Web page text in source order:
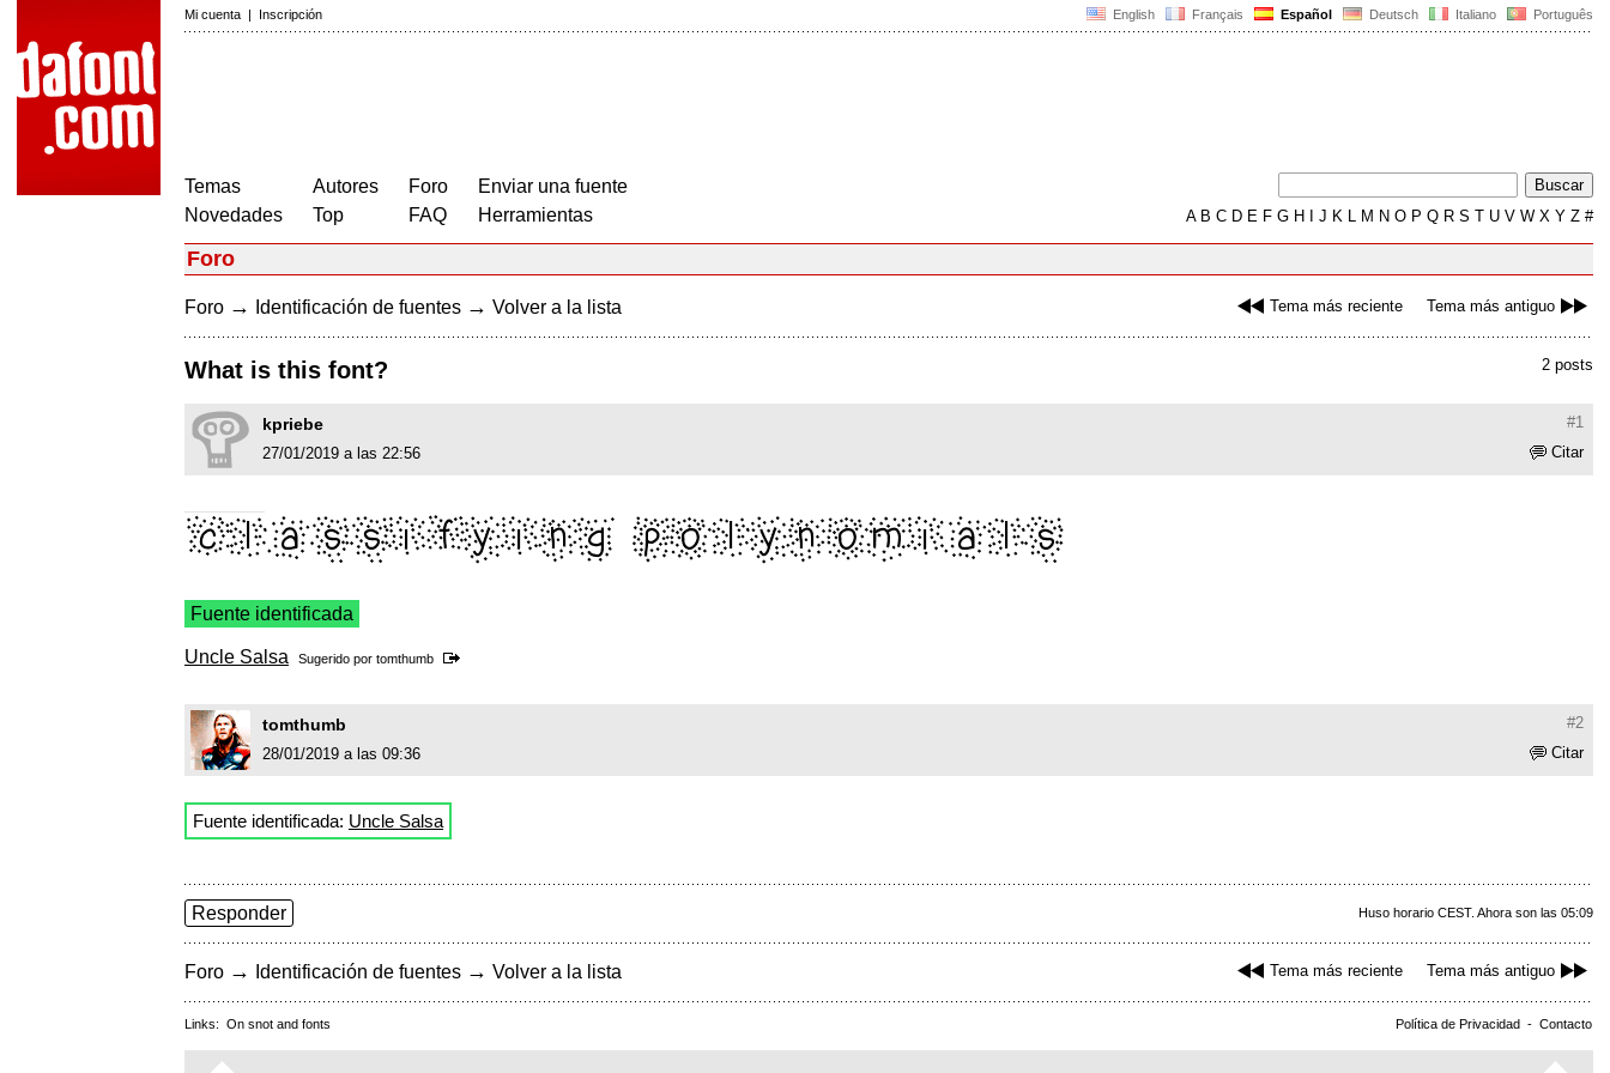
English Français Español Deutsch Italiano Português
Mi cuenta | Inscripción
Temas
Novedades
Autores
Top
Foro
FAQ
Enviar una fuente
Herramientas
AB C D E F G H J K L M N O P Q R S T U V W X Y Z #
Foro
Tema más reciente Tema más antiguo
Foro → Identificación de fuentes → Volver a la lista
2 posts
What is this font?
#1
kpriebe
Citar
27/01/2019 a las 22:56
Fuente identificada
Uncle Salsa Sugerido por tomthumb
#2
tomthumb
Citar
28/01/2019 a las 09:36
Fuente identificada: Uncle Salsa
Huso horario CEST. Ahora son las 05:09
Responder
Tema más reciente Tema más antiguo
Foro → Identificación de fuentes → Volver a la lista
Política de Privacidad - Contacto
Links: On snot and fonts